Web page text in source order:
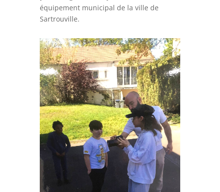
équipement municipal de la ville de
Sartrouville.